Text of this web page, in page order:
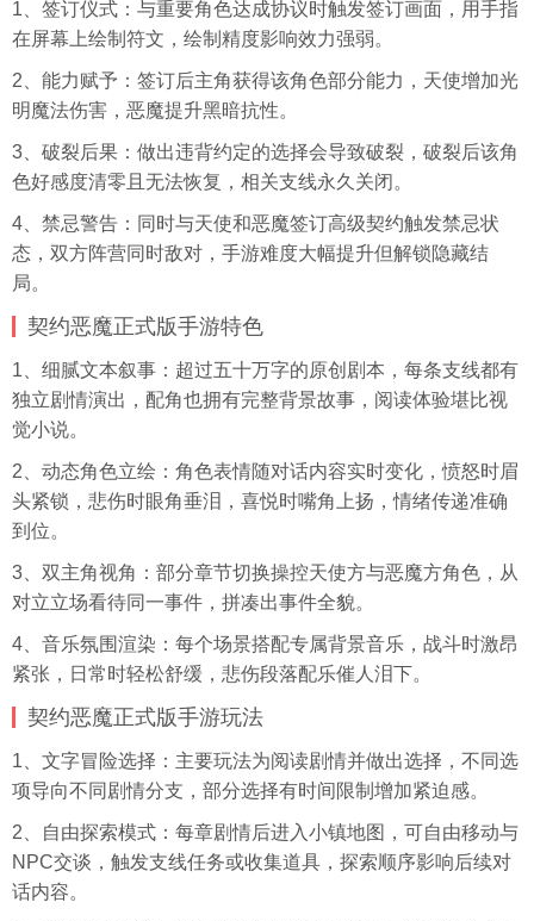
1、签订仪式：与重要角色达成协议时触发签订画面，用手指
在屏幕上绘制符文，绘制精度影响效力强弱。
2、能力赋予：签订后主角获得该角色部分能力，天使增加光
明魔法伤害，恶魔提升黑暗抗性。
3、破裂后果：做出违背约定的选择会导致破裂，破裂后该角
色好感度清零且无法恢复，相关支线永久关闭。
4、禁忌警告：同时与天使和恶魔签订高级契约触发禁忌状
态，双方阵营同时敌对，手游难度大幅提升但解锁隐藏结
局。
契约恶魔正式版手游特色
1、细腻文本叙事：超过五十万字的原创剧本，每条支线都有
独立剧情演出，配角也拥有完整背景故事，阅读体验堪比视
觉小说。
2、动态角色立绘：角色表情随对话内容实时变化，愤怒时眉
头紧锁，悲伤时眼角垂泪，喜悦时嘴角上扬，情绪传递准确
到位。
3、双主角视角：部分章节切换操控天使方与恶魔方角色，从
对立立场看待同一事件，拼凑出事件全貌。
4、音乐氛围渲染：每个场景搭配专属背景音乐，战斗时激昂
紧张，日常时轻松舒缓，悲伤段落配乐催人泪下。
契约恶魔正式版手游玩法
1、文字冒险选择：主要玩法为阅读剧情并做出选择，不同选
项导向不同剧情分支，部分选择有时间限制增加紧迫感。
2、自由探索模式：每章剧情后进入小镇地图，可自由移动与
NPC交谈，触发支线任务或收集道具，探索顺序影响后续对
话内容。